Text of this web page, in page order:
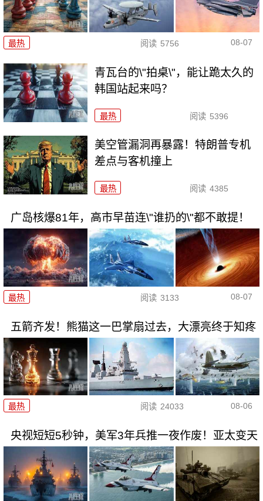
最热 阅读 5756 08-07
青瓦台的\"拍桌\"，能让跪太久的
韩国站起来吗？
最热 阅读 5396
美空管漏洞再暴露！特朗普专机
差点与客机撞上
最热 阅读 4385
广岛核爆81年，高市早苗连\"谁扔的\"都不敢提！
最热 阅读 3133 08-07
五箭齐发！熊猫这一巴掌扇过去，大漂亮终于知疼
最热 阅读 24033 08-06
央视短短5秒钟，美军3年兵推一夜作废！亚太变天